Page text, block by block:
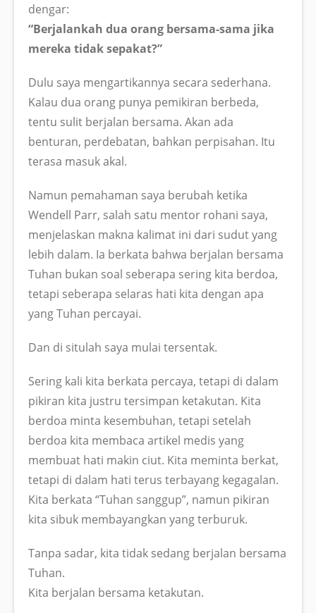
dengar:
“Berjalankah dua orang bersama-sama jika
mereka tidak sepakat?”
Dulu saya mengartikannya secara sederhana.
Kalau dua orang punya pemikiran berbeda,
tentu sulit berjalan bersama. Akan ada
benturan, perdebatan, bahkan perpisahan. Itu
terasa masuk akal.
Namun pemahaman saya berubah ketika
Wendell Parr, salah satu mentor rohani saya,
menjelaskan makna kalimat ini dari sudut yang
lebih dalam. Ia berkata bahwa berjalan bersama
Tuhan bukan soal seberapa sering kita berdoa,
tetapi seberapa selaras hati kita dengan apa
yang Tuhan percayai.
Dan di situlah saya mulai tersentak.
Sering kali kita berkata percaya, tetapi di dalam
pikiran kita justru tersimpan ketakutan. Kita
berdoa minta kesembuhan, tetapi setelah
berdoa kita membaca artikel medis yang
membuat hati makin ciut. Kita meminta berkat,
tetapi di dalam hati terus terbayang kegagalan.
Kita berkata “Tuhan sanggup”, namun pikiran
kita sibuk membayangkan yang terburuk.
Tanpa sadar, kita tidak sedang berjalan bersama
Tuhan.
Kita berjalan bersama ketakutan.